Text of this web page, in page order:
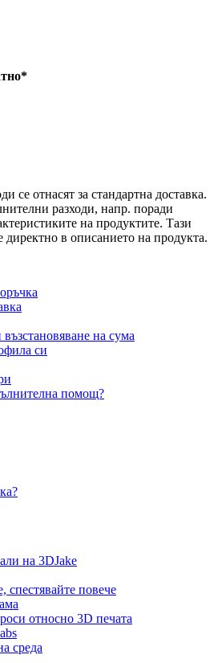
се отнасят за стандартна доставка.
разходи, напр. поради
на продуктите. Тази
в описанието на продукта.
на сума
си
помощ?
на 3DJake
спестявайте повече
относно 3D печата
среда